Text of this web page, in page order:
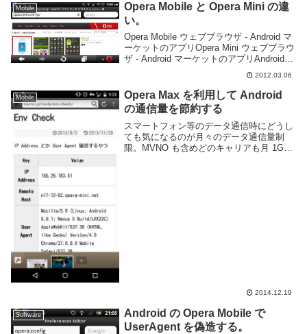
Mobile
Opera Mobile と Opera Mini の違
い。
Opera Mobile ウェブブラウザ - Android マ
ーケットのアプリOpera Mini ウェブブラウ
ザ - Android マーケットのアプリAndroid
端末向けの Opera は二種類用意されてい
2012.03.06
Mobile
Opera Max を利用して Android
の通信量を節約する
スマートフォン等のデータ通信時にどうし
ても気になるのが月々のデータ通信量制
限。MVNO も含めどのキャリアも月 1GB
2014.12.19
Software
Android の Opera Mobile で
UserAgent を偽造する。